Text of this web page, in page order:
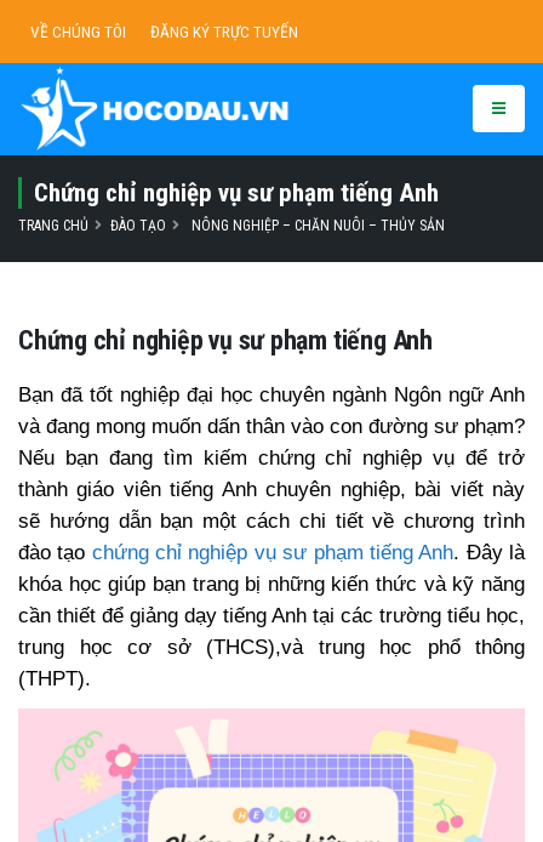
VỀ CHÚNG TÔI ĐĂNG KÝ TRỰC TUYẾN
Chứng chỉ nghiệp vụ sư phạm tiếng Anh
TRANG CHỦ ĐÀO TẠO NÔNG NGHIỆP – CHĂN NUÔI – THỦY SẢN
Chứng chỉ nghiệp vụ sư phạm tiếng Anh
Bạn đã tốt nghiệp đại học chuyên ngành Ngôn ngữ Anh
và đang mong muốn dấn thân vào con đường sư phạm?
Nếu bạn đang tìm kiếm chứng chỉ nghiệp vụ để trở
thành giáo viên tiếng Anh chuyên nghiệp, bài viết này
sẽ hướng dẫn bạn một cách chi tiết về chương trình
đào tạo chứng chỉ nghiệp vụ sư phạm tiếng Anh. Đây là
khóa học giúp bạn trang bị những kiến thức và kỹ năng
cần thiết để giảng dạy tiếng Anh tại các trường tiểu học,
trung học cơ sở (THCS),và trung học phổ thông
(THPT).